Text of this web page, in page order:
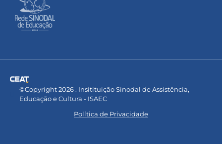
©Copyright 2026 . Insitituição Sinodal de Assistência,
Educação e Cultura - ISAEC
Política de Privacidade